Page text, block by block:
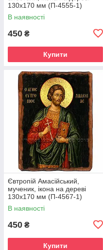
130х170 мм (П-4555-1)
В наявності
450 ₴
Купити
Євтропій Амасійський,
мученик, ікона на дереві
130х170 мм (П-4567-1)
В наявності
450 ₴
Купити